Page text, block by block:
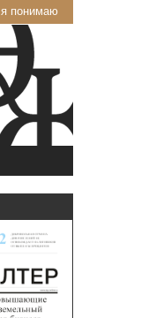
я понимаю